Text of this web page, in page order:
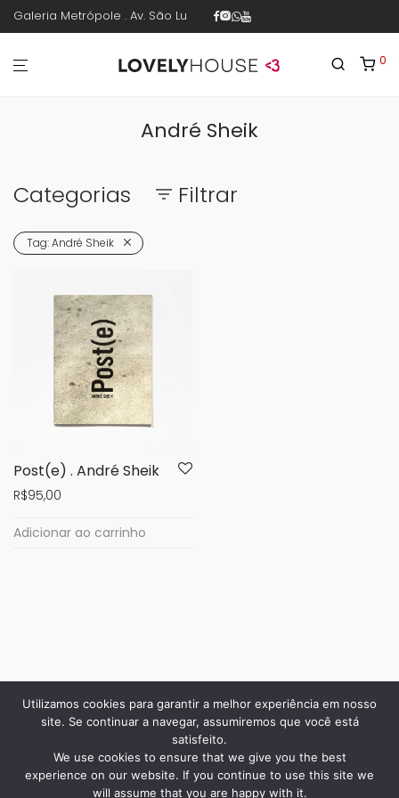
Galeria Metrópole . Av. São Luís 187 . sala 30 . 1º piso . República .
0
André Sheik
Categorias Filtrar
Tag:André Sheik
Post(e) . André Sheik
R$95,00
Adicionar ao carrinho
Utilizamos cookies para garantir a melhor experiência em nosso
site. Se continuar a navegar, assumiremos que você está
satisfeito.
We use cookies to ensure that we give you the best
experience on our website. If you continue to use this site we
will assume that you are happy with it.